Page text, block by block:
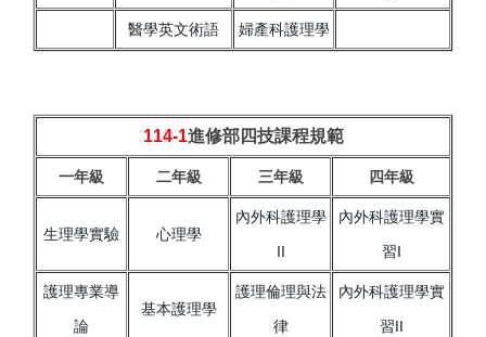
醫學英文術語 婦產科護理學
114-1進修部四技課程規範
一年級 二年級 三年級 四年級
生理學實驗 心理學
內外科護理學
II
內外科護理學實
習I
護理專業導
論
基本護理學
護理倫理與法
律
內外科護理學實
習II